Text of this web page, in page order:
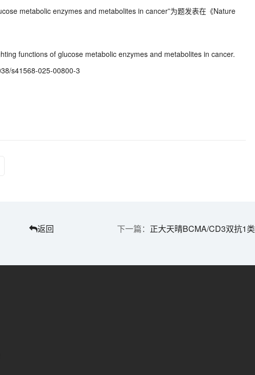
metabolic enzymes and metabolites in cancer”为题发表在《Nature
functions of glucose metabolic enzymes and metabolites in cancer.
s41568-025-00800-3
返回 正大天晴BCMA/CD3双抗1类新药再获批临床 | 1分钟药闻速览